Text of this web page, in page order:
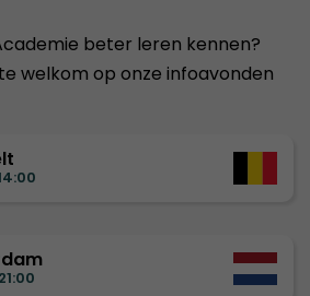
beter leren kennen?
welkom op onze infoavonden